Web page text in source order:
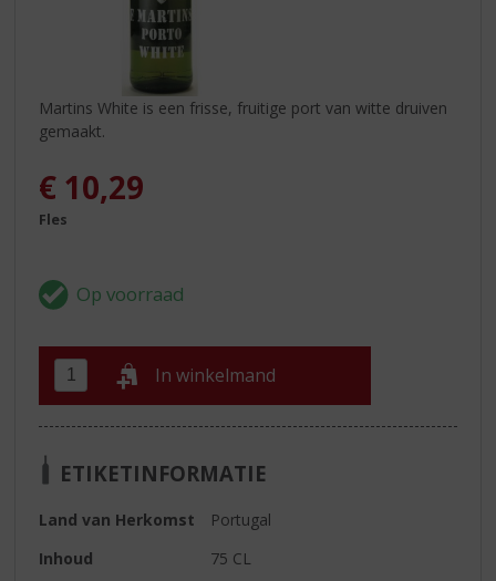
Martins White is een frisse, fruitige port van witte druiven
gemaakt.
€ 10,29
Fles
In winkelmand
ETIKETINFORMATIE
Land van Herkomst
Portugal
Inhoud
75 CL